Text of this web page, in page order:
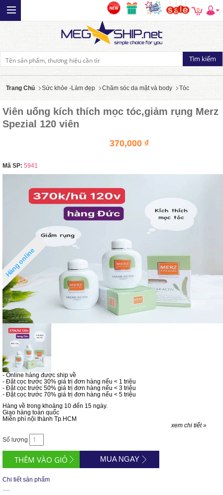
0
Trang Chủ Sức khỏe -Làm đẹp Chăm sóc da mặt và body Tóc
Viên uống kích thích mọc tóc,giảm rụng Merz
Spezial 120 viên
370,000 ₫
Mã SP: 5941
Hàng online
- Online hàng được ship về
- Đặt cọc trước 30% giá trị đơn hàng nếu < 1 triệu
- Đặt cọc trước 50% giá trị đơn hàng nếu < 3 triệu
- Đặt cọc trước 70% giá trị đơn hàng nếu < 5 triệu
Hàng về trong khoảng 10 đến 15 ngày.
Giao hàng toàn quốc
Miễn phí nội thành Tp.HCM
xem chi tiết »
Số lượng
MUA NGAY
Chi tiết sản phẩm
.....